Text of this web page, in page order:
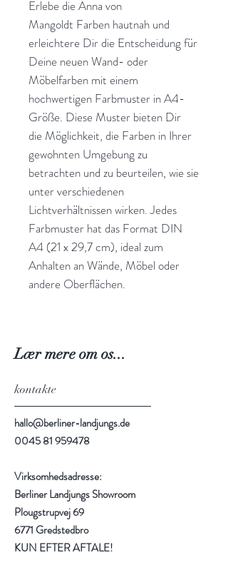
Erlebe die Anna von
Mangoldt Farben hautnah und
erleichtere Dir die Entscheidung für
Deine neuen Wand- oder
Möbelfarben mit einem
hochwertigen Farbmuster in A4-
Größe. Diese Muster bieten Dir
die Möglichkeit, die Farben in Ihrer
gewohnten Umgebung zu
betrachten und zu beurteilen, wie sie
unter verschiedenen
Lichtverhältnissen wirken. Jedes
Farbmuster hat das Format DIN
A4 (21 x 29,7 cm), ideal zum
Anhalten an Wände, Möbel oder
andere Oberflächen.
Lær mere om os...
kontakte
hallo@berliner-landjungs.de
0045 81 959478
Virksomhedsadresse:
Berliner Landjungs Showroom
Plougstrupvej 69
6771 Gredstedbro
KUN EFTER AFTALE!